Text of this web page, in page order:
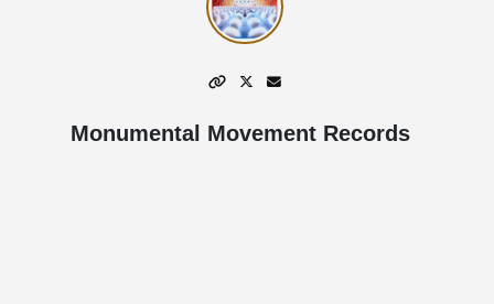
Monumental Movement Records